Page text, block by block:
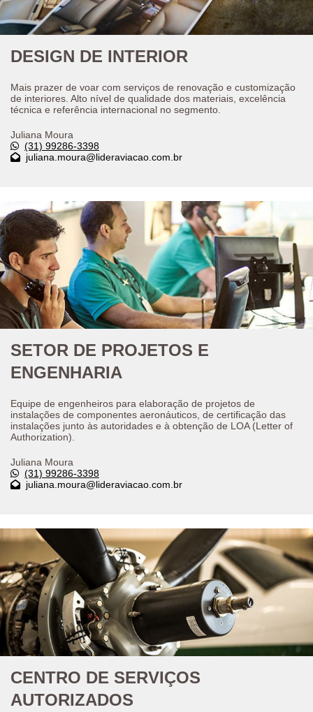
DESIGN DE INTERIOR
Mais prazer de voar com serviços de renovação e customização
de interiores. Alto nível de qualidade dos materiais, excelência
técnica e referência internacional no segmento.
Juliana Moura
(31) 99286-3398
juliana.moura@lideraviacao.com.br
SETOR DE PROJETOS E
ENGENHARIA
Equipe de engenheiros para elaboração de projetos de
instalações de componentes aeronáuticos, de certificação das
instalações junto às autoridades e à obtenção de LOA (Letter of
Authorization).
Juliana Moura
(31) 99286-3398
juliana.moura@lideraviacao.com.br
CENTRO DE SERVIÇOS
AUTORIZADOS